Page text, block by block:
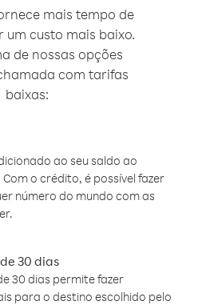
mais tempo de
custo mais baixo.
de nossas opções
com tarifas
baixas:
ao seu saldo ao
o crédito, é possível fazer
número do mundo com as
30 dias
30 dias permite fazer
para o destino escolhido pelo